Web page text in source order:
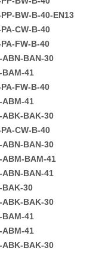
BW-B-40-EN13
CW-B-40
FW-B-40
ABN-BAN-30
BAM-41
FW-B-40
ABM-41
ABK-BAK-30
CW-B-40
ABN-BAN-30
ABM-BAM-41
ABN-BAN-41
BAK-30
ABK-BAK-30
BAM-41
ABM-41
ABK-BAK-30